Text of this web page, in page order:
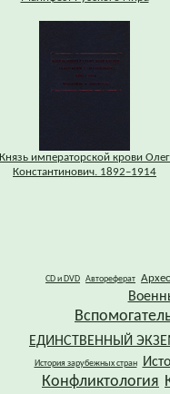
Князь императорской крови Олег
Константинович. 1892–1914
CD и DVD Автореферат
ЕДИНСТВЕННЫЙ
История зарубежных стран
Конфликтология